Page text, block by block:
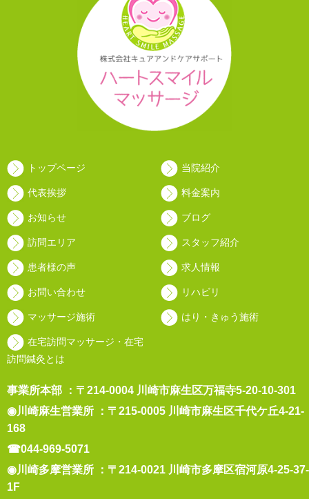
トップページ 当院紹介
代表挨拶 料金案内
お知らせ ブログ
訪問エリア スタッフ紹介
患者様の声 求人情報
お問い合わせ リハビリ
マッサージ施術 はり・きゅう施術
在宅訪問マッサージ・在宅
訪問鍼灸とは
事業所本部 ：〒214-0004 川崎市麻生区万福寺5-20-10-301
◉川崎麻生営業所 ：〒215-0005 川崎市麻生区千代ケ丘4-21-
168
☎044-969-5071
◉川崎多摩営業所 ：〒214-0021 川崎市多摩区宿河原4-25-37-
1F